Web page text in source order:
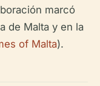
marcó
de Malta y en la
of Malta).